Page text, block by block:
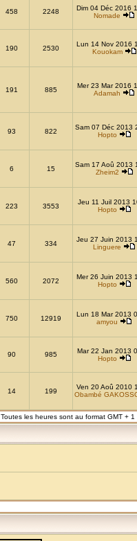
458 2248
Dim 04 Déc 2016
Nomade
190 2530
Lun 14 Nov 2016
Kouokam
191 885
Mer 23 Mar 2016
Adamah
93 822
Sam 07 Déc 2013
Hopto
6 15
Sam 17 Aoû 2013
Zheim2
223 3553
Jeu 11 Juil 2013
Hopto
47 334
Jeu 27 Juin 2013
Linguere
560 2072
Mer 26 Juin 2013
Hopto
750 12919
Lun 18 Mar 2013
amyou
90 985
Mar 22 Jan 2013
Hopto
14 199
Ven 20 Aoû 2010
Obambé
Toutes les heures sont au format GMT + 1